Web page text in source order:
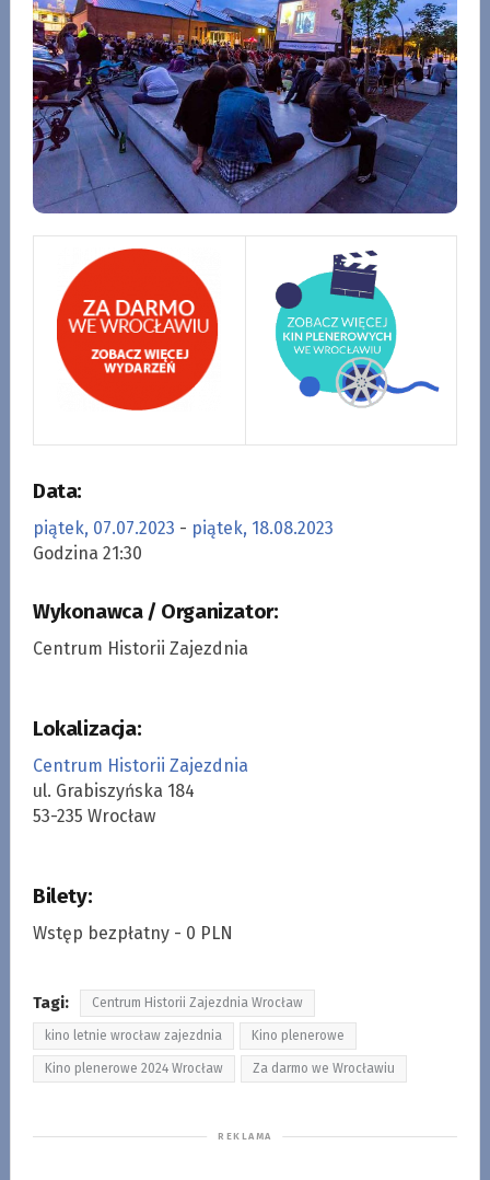
Data:
piątek, 07.07.2023 - piątek, 18.08.2023
Godzina 21:30
Wykonawca / Organizator:
Centrum Historii Zajezdnia
Lokalizacja:
Centrum Historii Zajezdnia
ul. Grabiszyńska 184
53-235 Wrocław
Bilety:
Wstęp bezpłatny - 0 PLN
Tagi: Centrum Historii Zajezdnia Wrocław
kino letnie wrocław zajezdnia Kino plenerowe
Kino plenerowe 2024 Wrocław Za darmo we Wrocławiu